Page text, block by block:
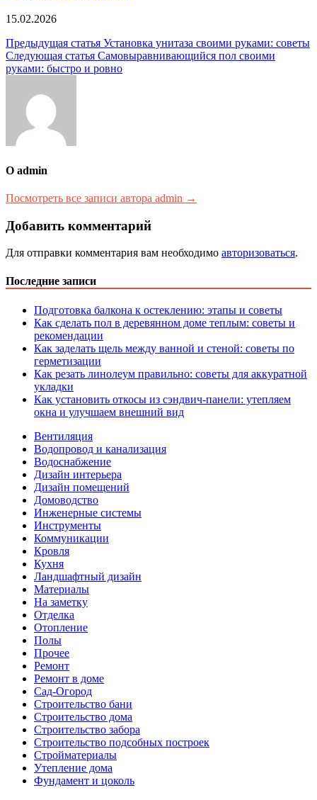
15.02.2026
Навигация
по
Предыдущая статья Установка унитаза своими руками: советы
Следующая статья Самовыравнивающийся пол своими
руками: быстро и ровно
О admin
Посмотреть все записи автора admin →
Добавить комментарий
Для отправки комментария вам необходимо авторизоваться.
Последние записи
Подготовка балкона к остеклению: этапы и советы
Как сделать пол в деревянном доме теплым: советы и
рекомендации
Как заделать щель между ванной и стеной: советы по
герметизации
Как резать линолеум правильно: советы для аккуратной
укладки
Как установить откосы из сэндвич-панели: утепляем
окна и улучшаем внешний вид
Вентиляция
Водопровод и канализация
Водоснабжение
Дизайн интерьера
Дизайн помещений
Домоводство
Инженерные системы
Инструменты
Коммуникации
Кровля
Кухня
Ландшафтный дизайн
Материалы
На заметку
Отделка
Отопление
Полы
Прочее
Ремонт
Ремонт в доме
Сад-Огород
Строительство бани
Строительство дома
Строительство забора
Строительство подсобных построек
Стройматериалы
Утепление дома
Фундамент и цоколь